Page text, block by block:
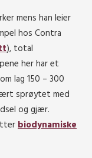
mens han leier
hos Contra
), total
her har et
lag 150 – 300
sprøytet med
og gjær.
biodynamiske